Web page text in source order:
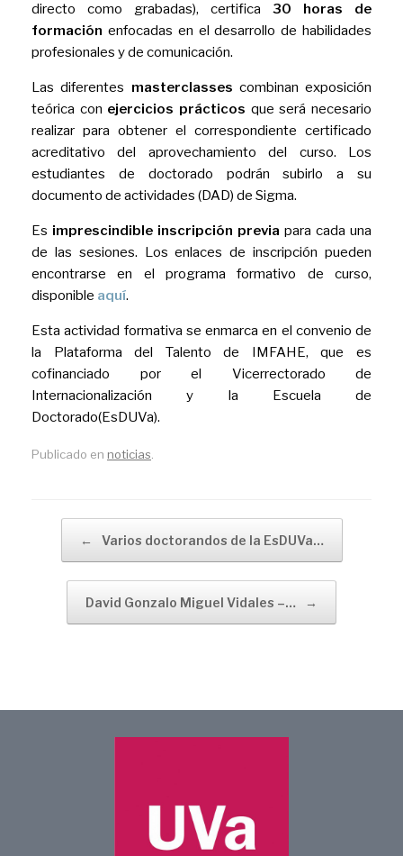
directo como grabadas), certifica 30 horas de
formación enfocadas en el desarrollo de habilidades
profesionales y de comunicación.
Las diferentes masterclasses combinan exposición
teórica con ejercicios prácticos que será necesario
realizar para obtener el correspondiente certificado
acreditativo del aprovechamiento del curso. Los
estudiantes de doctorado podrán subirlo a su
documento de actividades (DAD) de Sigma.
Es imprescindible inscripción previa para cada una
de las sesiones. Los enlaces de inscripción pueden
encontrarse en el programa formativo de curso,
disponible aquí.
Esta actividad formativa se enmarca en el convenio de
la Plataforma del Talento de IMFAHE, que es
cofinanciado por el Vicerrectorado de
Internacionalización y la Escuela de
Doctorado(EsDUVa).
Publicado en noticias
← Varios doctorandos de la EsDUVa…
David Gonzalo Miguel Vidales –… →